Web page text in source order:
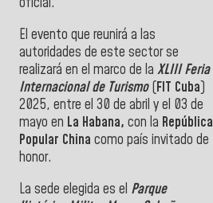
El evento que reunirá a las
autoridades de este sector se
realizará en el marco de la XLIII Feria
Internacional de Turismo(FIT Cuba)
2025, entre el 30 de abril y el 03 de
mayo en La Habana, con la República
Popular China como país invitado de
honor.
La sede elegida es el Parque